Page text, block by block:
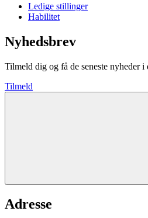
Ledige stillinger
Habilitet
Nyhedsbrev
Tilmeld dig og få de seneste nyheder
Tilmeld
Adresse